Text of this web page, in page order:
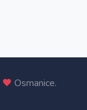
Osmanice.